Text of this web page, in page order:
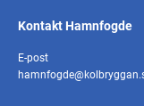
Kontakt Hamnfogde
E-post